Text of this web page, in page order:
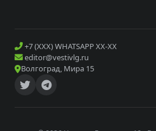
+7 (XXX) WHATSAPP XX-XX
editor@vestivlg.ru
Волгоград, Мира 15